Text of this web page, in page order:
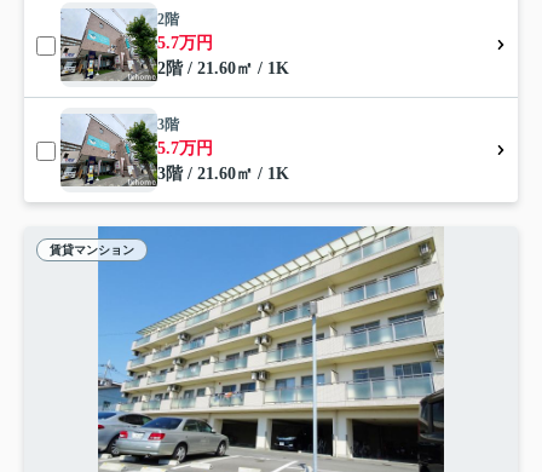
2階
5.7万円
2階 / 21.60㎡ / 1K
3階
5.7万円
3階 / 21.60㎡ / 1K
賃貸マンション